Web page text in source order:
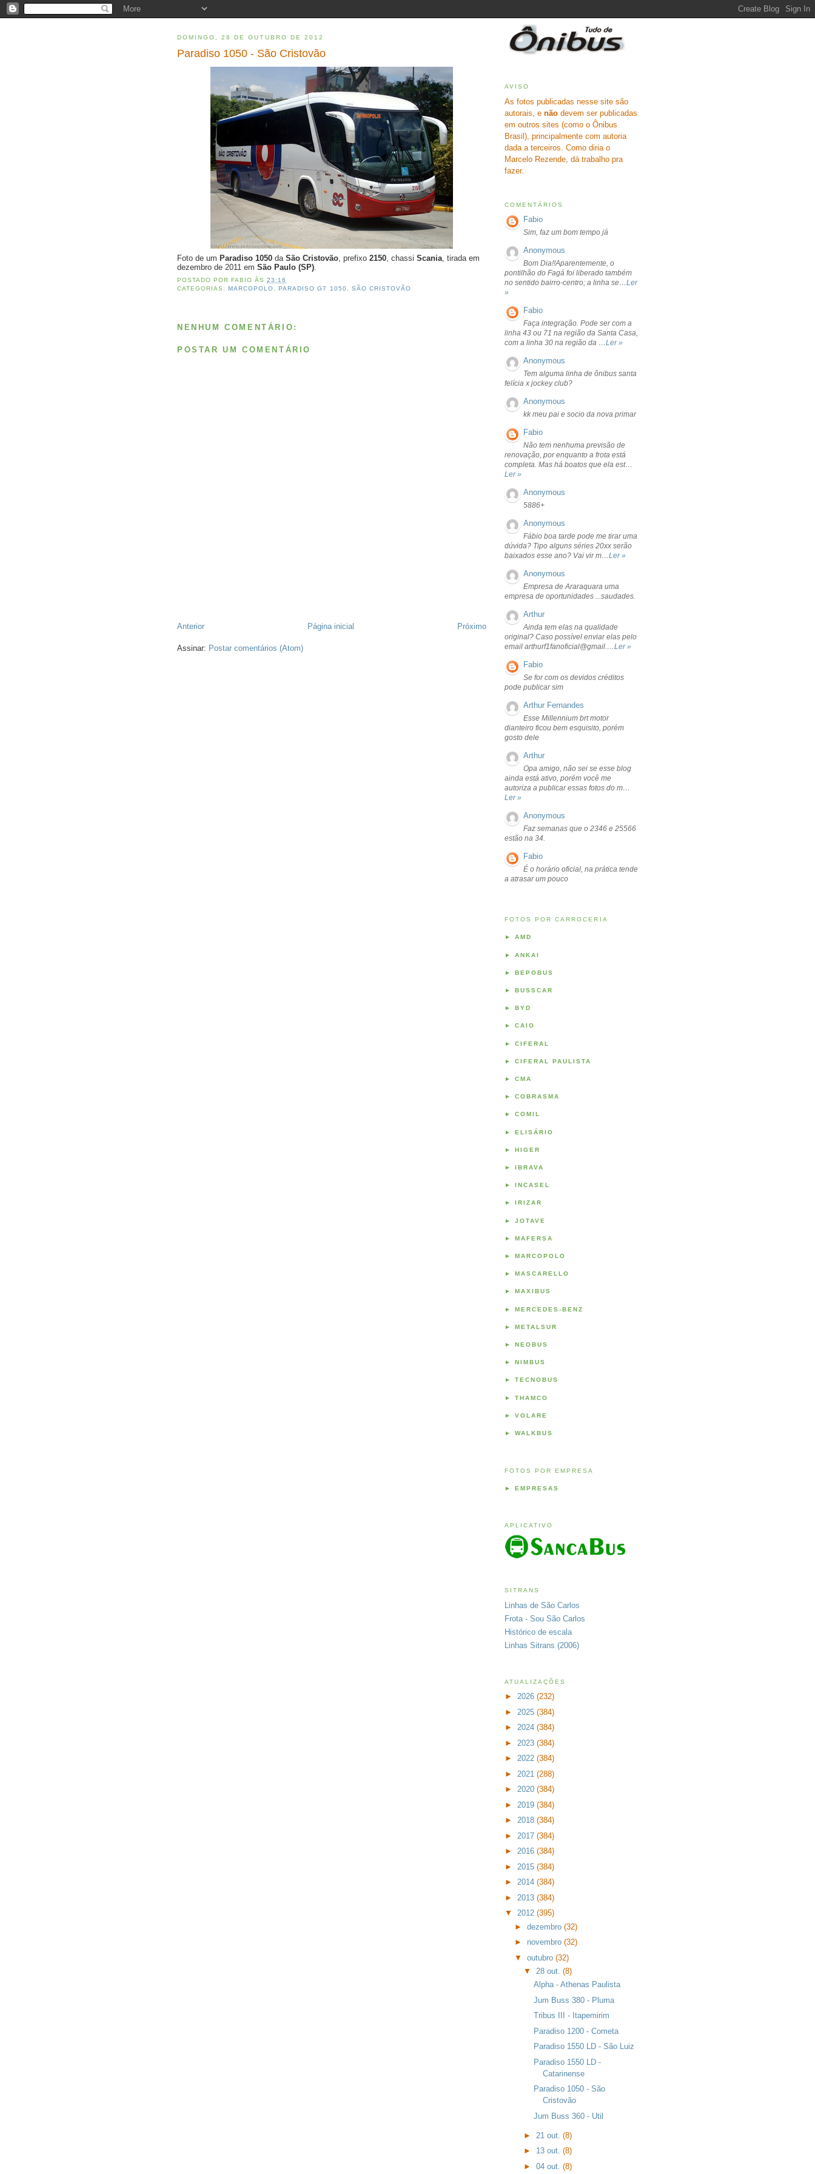
DOMINGO, 28 DE OUTUBRO DE 2012
Paradiso 1050 - São Cristovão
Foto de um Paradiso 1050 da São Cristovão , prefixo 2150 , chassi Scania , tirada em
dezembro de 2011 em São Paulo (SP)
POSTADO PORFABIO ÀS23:16
CATEGORIAS:MARCOPOLO,PARADISO G7 1050, SÃO CRISTOVÃO
NENHUM COMENTÁRIO:
POSTAR UM COMENTÁRIO
Anterior Próximo
Página inicial
Assinar: Postar comentários (Atom)
AVISO
As fotos publicadas nesse site são
autorais, e não devem ser publicadas
em outros sites (como o Ônibus
Brasil), principalmente com autoria
dada a terceiros. Como diria o
Marcelo Rezende, dá trabalho pra
fazer.
COMENTÁRIOS
Fabio
Sim, faz um bom tempo já
Anonymous
Bom Dia!!Aparentemente, o
pontilhão do Fagá foi liberado também
no sentido bairro-centro; a linha se…Ler
»
Fabio
Faça integração. Pode ser com a
linha 43 ou 71 na região da Santa Casa,
com a linha 30 na região da …Ler »
Anonymous
Tem alguma linha de ônibus santa
felícia x jockey club?
Anonymous
kk meu pai e socio da nova primar
Fabio
Não tem nenhuma previsão de
renovação, por enquanto a frota está
completa. Mas há boatos que ela est…
Ler »
Anonymous
5886+
Anonymous
Fábio boa tarde pode me tirar uma
dúvida? Tipo alguns séries 20xx serão
baixados esse ano? Vai vir m…Ler »
Anonymous
Empresa de Araraquara uma
empresa de oportunidades ...saudades.
Arthur
Ainda tem elas na qualidade
original? Caso possível enviar elas pelo
email arthurf1fanoficial@gmail.…Ler »
Fabio
Se for com os devidos créditos
pode publicar sim
Arthur Fernandes
Esse Millennium brt motor
dianteiro ficou bem esquisito, porém
gosto dele
Arthur
Opa amigo, não sei se esse blog
ainda está ativo, porém você me
autoriza a publicar essas fotos do m…
Ler »
Anonymous
Faz semanas que o 2346 e 25566
estão na 34.
Fabio
É o horário oficial, na prática tende
a atrasar um pouco
FOTOS POR CARROCERIA
► AMD
► ANKAI
► BEPOBUS
► BUSSCAR
► BYD
► CAIO
► CIFERAL
► CIFERAL PAULISTA
► CMA
► COBRASMA
► COMIL
► ELISÁRIO
► HIGER
► IBRAVA
► INCASEL
► IRIZAR
► JOTAVE
► MAFERSA
► MARCOPOLO
► MASCARELLO
► MAXIBUS
► MERCEDES-BENZ
► METALSUR
► NEOBUS
► NIMBUS
► TECNOBUS
► THAMCO
► VOLARE
► WALKBUS
FOTOS POR EMPRESA
► EMPRESAS
APLICATIVO
SITRANS
Linhas de São Carlos
Frota - Sou São Carlos
Histórico de escala
Linhas Sitrans (2006)
ATUALIZAÇÕES
► 2026 (232)
► 2025 (384)
► 2024 (384)
► 2023 (384)
► 2022 (384)
► 2021 (288)
► 2020 (384)
► 2019 (384)
► 2018 (384)
► 2017 (384)
► 2016 (384)
► 2015 (384)
► 2014 (384)
► 2013 (384)
▼ 2012 (395)
► dezembro (32)
► novembro (32)
▼ outubro (32)
▼ 28 out.(8)
Alpha - Athenas Paulista
Jum Buss 380 - Pluma
Tribus III - Itapemirim
Paradiso 1200 - Cometa
Paradiso 1550 LD - São Luiz
Paradiso 1550 LD -
Catarinense
Paradiso 1050 - São
Cristovão
Jum Buss 360 - Util
► 21 out.(8)
► 13 out.(8)
►04 out.(8)